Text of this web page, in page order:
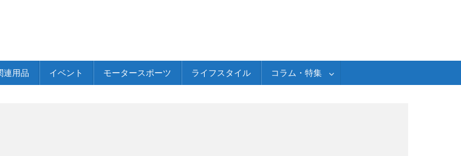
連用品 イベント モータースポーツ ライフスタイル コラム・特集